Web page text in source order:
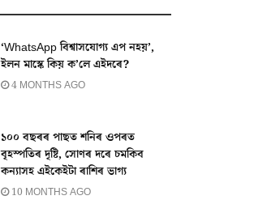
‘WhatsApp বিশ্বাসযোগ্য এপ নহয়’,
ইলন মাস্কে কিয় ক’লে এইদৰে?
4 MONTHS AGO
১০০ বছৰৰ পাছত শনিৰ ওপৰত
বৃহস্পতিৰ দৃষ্টি, সোণৰ দৰে চমকিব
কন্যাসহ এইকেইটা ৰাশিৰ ভাগ্য
10 MONTHS AGO